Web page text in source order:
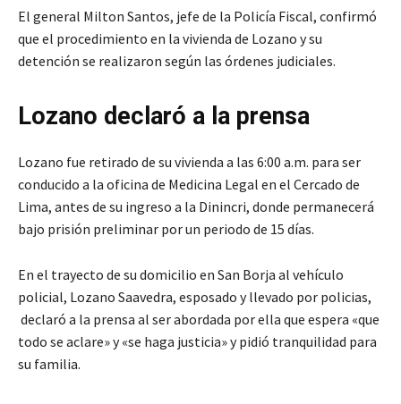
El general Milton Santos, jefe de la Policía Fiscal, confirmó
que el procedimiento en la vivienda de Lozano y su
detención se realizaron según las órdenes judiciales.
Lozano declaró a la prensa
Lozano fue retirado de su vivienda a las 6:00 a.m. para ser
conducido a la oficina de Medicina Legal en el Cercado de
Lima, antes de su ingreso a la Dinincri, donde permanecerá
bajo prisión preliminar por un periodo de 15 días.
En el trayecto de su domicilio en San Borja al vehículo
policial, Lozano Saavedra, esposado y llevado por policias,
declaró a la prensa al ser abordada por ella que espera «que
todo se aclare» y «se haga justicia» y pidió tranquilidad para
su familia.